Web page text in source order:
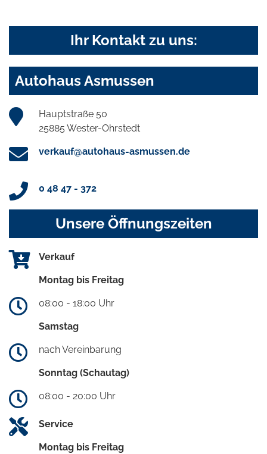
Ihr Kontakt zu uns:
Autohaus Asmussen
Hauptstraße 50
25885 Wester-Ohrstedt
verkauf@autohaus-asmussen.de
0 48 47 - 372
Unsere Öffnungszeiten
Verkauf
Montag bis Freitag
08:00 - 18:00 Uhr
Samstag
nach Vereinbarung
Sonntag (Schautag)
08:00 - 20:00 Uhr
Service
Montag bis Freitag